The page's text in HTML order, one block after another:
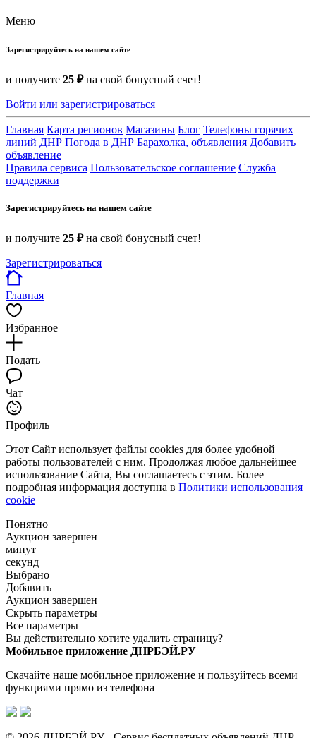
Меню
Зарегистрируйтесь на нашем сайте
и получите 25 ₽на свой бонусный счет!
Войти или зарегистрироваться
Главная Карта регионов Магазины Блог Телефоны горячих
линий ДНР Погода в ДНР Барахолка, объявления Добавить
объявление
Правила сервиса Пользовательское соглашение Служба
поддержки
Зарегистрируйтесь на нашем сайте
и получите 25 ₽на свой бонусный счет!
Зарегистрироваться
Главная
Избранное
Подать
Чат
Профиль
Этот Сайт использует файлы cookies для более удобной
работы пользователей с ним. Продолжая любое дальнейшее
использование Сайта, Вы соглашаетесь с этим. Более
подробная информация доступна в Политики использования
cookie
Понятно
Аукцион завершен
минут
секунд
Выбрано
Добавить
Аукцион завершен
Скрыть параметры
Все параметры
Вы действительно хотите удалить страницу?
Мобильное приложение ДНРБЭЙ.РУ
Скачайте наше мобильное приложение и пользуйтесь всеми
функциями прямо из телефона